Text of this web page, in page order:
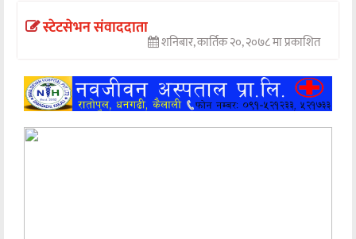
स्टेटसेभन संवाददाता
शनिबार, कार्तिक २०, २०७८ मा प्रकाशित